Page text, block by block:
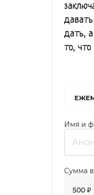
дать,
то,
Имя и
500 ₽
Сумма